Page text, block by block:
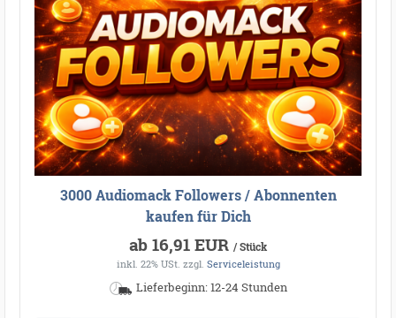
3000 Audiomack Followers / Abonnenten
kaufen für Dich
ab 16,91 EUR / Stück
inkl. 22% USt. zzgl. Serviceleistung
Lieferbeginn: 12-24 Stunden